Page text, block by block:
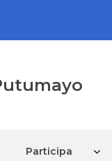
Participa